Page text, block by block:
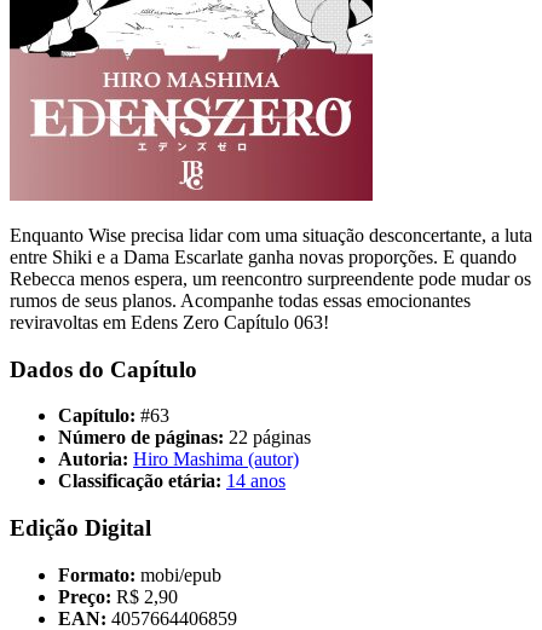
Enquanto Wise precisa lidar com uma situação desconcertante, a luta
entre Shiki e a Dama Escarlate ganha novas proporções. E quando
Rebecca menos espera, um reencontro surpreendente pode mudar os
rumos de seus planos. Acompanhe todas essas emocionantes
reviravoltas em Edens Zero Capítulo 063!
Dados do Capítulo
Capítulo: #63
Número de páginas: 22 páginas
Autoria: Hiro Mashima (autor)
Classificação etária: 14 anos
Edição Digital
Formato: mobi/epub
Preço: R$ 2,90
EAN: 4057664406859